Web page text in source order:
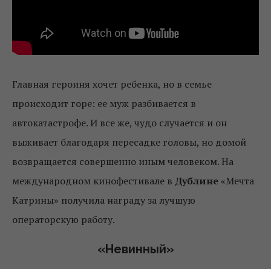
Главная героиня хочет ребенка, но в семье
происходит горе: ее муж разбивается в
автокатастрофе. И все же, чудо случается и он
выживает благодаря пересадке головы, но домой
возвращается совершенно иным человеком. На
международном кинофестивале в Дублине «Мечта
Катрины» получила награду за лучшую
операторскую работу.
«Невинный»